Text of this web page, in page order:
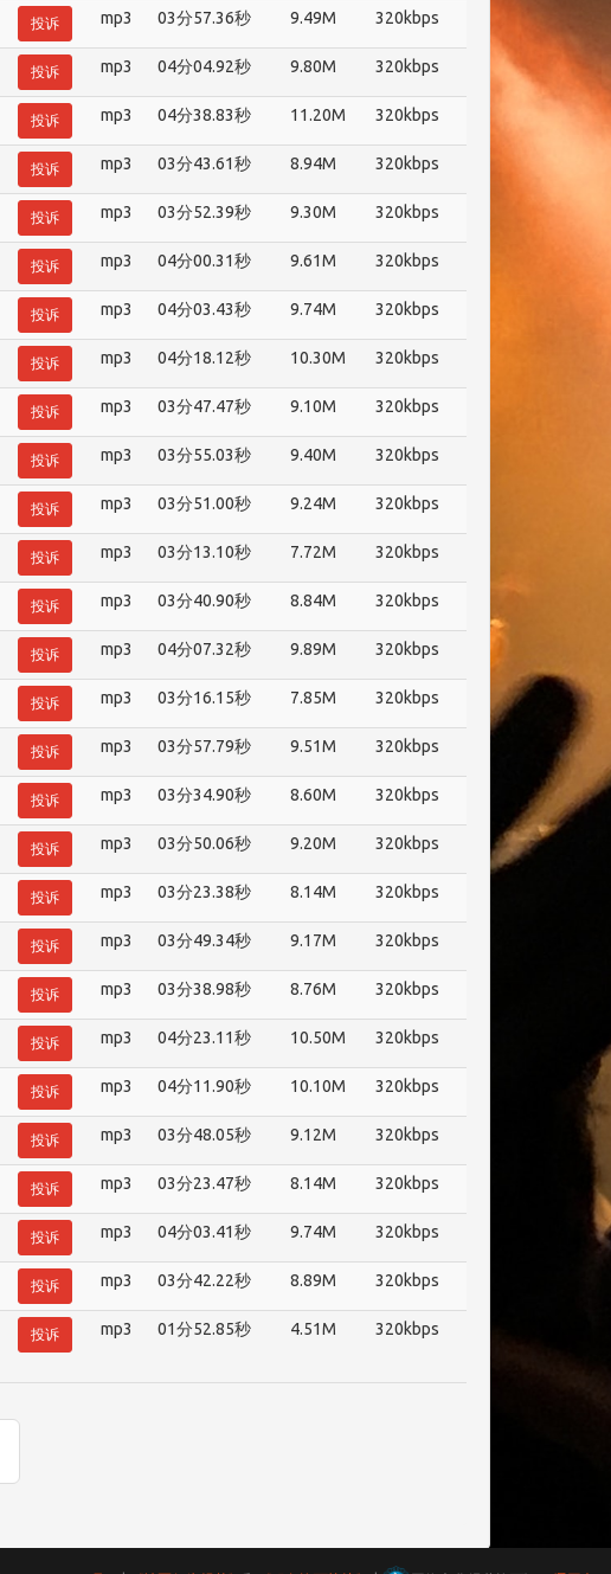
投诉 mp3 03分57.36秒 9.49M 320kbps
投诉 mp3 04分04.92秒 9.80M 320kbps
投诉 mp3 04分38.83秒 11.20M 320kbps
投诉 mp3 03分43.61秒 8.94M 320kbps
投诉 mp3 03分52.39秒 9.30M 320kbps
投诉 mp3 04分00.31秒 9.61M 320kbps
投诉 mp3 04分03.43秒 9.74M 320kbps
投诉 mp3 04分18.12秒 10.30M 320kbps
投诉 mp3 03分47.47秒 9.10M 320kbps
投诉 mp3 03分55.03秒 9.40M 320kbps
投诉 mp3 03分51.00秒 9.24M 320kbps
投诉 mp3 03分13.10秒 7.72M 320kbps
投诉 mp3 03分40.90秒 8.84M 320kbps
投诉 mp3 04分07.32秒 9.89M 320kbps
投诉 mp3 03分16.15秒 7.85M 320kbps
投诉 mp3 03分57.79秒 9.51M 320kbps
投诉 mp3 03分34.90秒 8.60M 320kbps
投诉 mp3 03分50.06秒 9.20M 320kbps
投诉 mp3 03分23.38秒 8.14M 320kbps
投诉 mp3 03分49.34秒 9.17M 320kbps
投诉 mp3 03分38.98秒 8.76M 320kbps
投诉 mp3 04分23.11秒 10.50M 320kbps
投诉 mp3 04分11.90秒 10.10M 320kbps
投诉 mp3 03分48.05秒 9.12M 320kbps
投诉 mp3 03分23.47秒 8.14M 320kbps
投诉 mp3 04分03.41秒 9.74M 320kbps
投诉 mp3 03分42.22秒 8.89M 320kbps
投诉 mp3 01分52.85秒 4.51M 320kbps